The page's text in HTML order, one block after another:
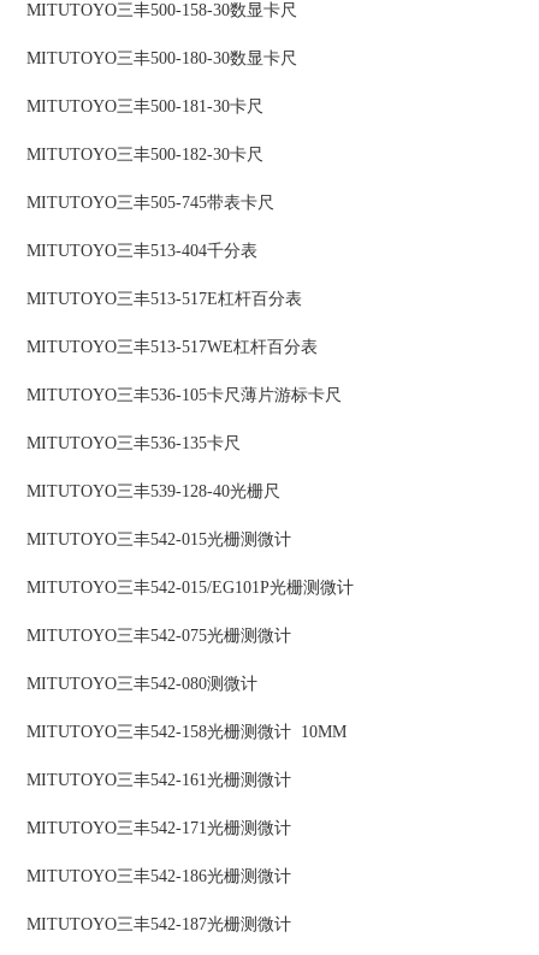
MITUTOYO三丰500-158-30数显卡尺
MITUTOYO三丰500-180-30数显卡尺
MITUTOYO三丰500-181-30卡尺
MITUTOYO三丰500-182-30卡尺
MITUTOYO三丰505-745带表卡尺
MITUTOYO三丰513-404千分表
MITUTOYO三丰513-517E杠杆百分表
MITUTOYO三丰513-517WE杠杆百分表
MITUTOYO三丰536-105卡尺薄片游标卡尺
MITUTOYO三丰536-135卡尺
MITUTOYO三丰539-128-40光栅尺
MITUTOYO三丰542-015光栅测微计
MITUTOYO三丰542-015/EG101P光栅测微计
MITUTOYO三丰542-075光栅测微计
MITUTOYO三丰542-080测微计
MITUTOYO三丰542-158光栅测微计 10MM
MITUTOYO三丰542-161光栅测微计
MITUTOYO三丰542-171光栅测微计
MITUTOYO三丰542-186光栅测微计
MITUTOYO三丰542-187光栅测微计